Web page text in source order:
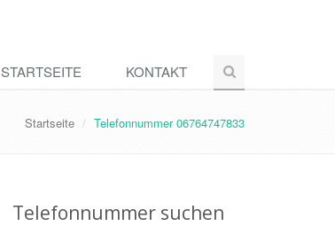
STARTSEITE KONTAKT
Startseite Telefonnummer 06764747833
Telefonnummer suchen